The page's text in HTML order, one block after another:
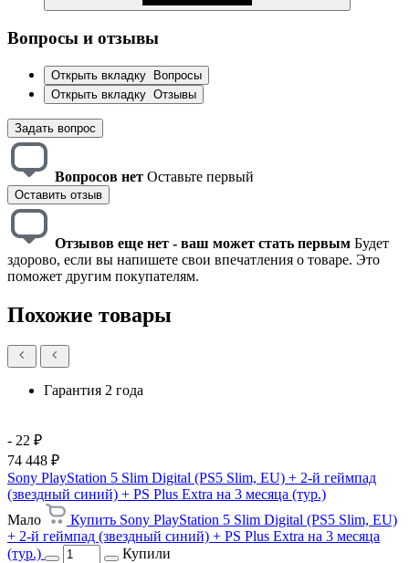
Вопросы и отзывы
Открыть вкладку Вопросы
Открыть вкладку Отзывы
Задать вопрос
Вопросов нет Оставьте первый
Оставить отзыв
Отзывов еще нет - ваш может стать первым Будет
здорово, если вы напишете свои впечатления о товаре. Это
поможет другим покупателям.
Похожие товары
Гарантия 2 года
- 22 ₽
74 448 ₽
Sony PlayStation 5 Slim Digital (PS5 Slim, EU) + 2-й геймпад
(звездный синий) + PS Plus Extra на 3 месяца (тур.)
Мало
Купить Sony PlayStation 5 Slim Digital (PS5 Slim, EU)
+ 2-й геймпад (звездный синий) + PS Plus Extra на 3 месяца
(тур.)
Купили